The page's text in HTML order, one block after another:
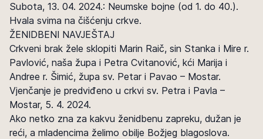
Subota, 13. 04. 2024.: Neumske bojne (od 1. do 40.).
Hvala svima na čišćenju crkve.
ŽENIDBENI NAVJEŠTAJ
Crkveni brak žele sklopiti Marin Raič, sin Stanka i Mire r.
Pavlović, naša župa i Petra Cvitanović, kći Marija i
Andree r. Šimić, župa sv. Petar i Pavao – Mostar.
Vjenčanje je predviđeno u crkvi sv. Petra i Pavla –
Mostar, 5. 4. 2024.
Ako netko zna za kakvu ženidbenu zapreku, dužan je
reći, a mladencima želimo obilje Božjeg blagoslova.